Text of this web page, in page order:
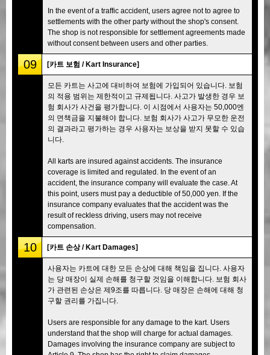
In the event of a traffic accident, users agree not to agree to
settlements with the other party without the shop's consent.
The shop is not responsible for settlement agreements made
without consent between users and other parties.
09 [카트 보험 / Kart Insurance]
모든 카트는 사고에 대비하여 보험에 가입되어 있습니다. 보험
의 적용 범위는 제한적이고 규제됩니다. 사고가 발생한 경우 보
험 회사가 사건을 평가합니다. 이 시점에서 사용자는 50,000엔
의 면책금을 지불해야 합니다. 보험 회사가 사고가 무모한 운전
의 결과라고 평가하는 경우 사용자는 보상을 받지 못할 수 있습
니다.
All karts are insured against accidents. The insurance
coverage is limited and regulated. In the event of an
accident, the insurance company will evaluate the case. At
this point, users must pay a deductible of 50,000 yen. If the
insurance company evaluates that the accident was the
result of reckless driving, users may not receive
compensation.
10 [카트 손상 / Kart Damages]
사용자는 카트에 대한 모든 손상에 대해 책임을 집니다. 사용자
는 당 매장이 실제 손해를 청구할 것임을 이해합니다. 보험 회사
가 관련된 손상은 제9조를 따릅니다. 당 매장은 손해에 대해 청
구할 권리를 가집니다.
Users are responsible for any damage to the kart. Users
understand that the shop will charge for actual damages.
Damages involving the insurance company are subject to